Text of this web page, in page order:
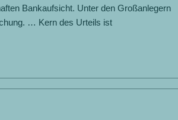
Bankaufsicht. Unter den Großanlegern
… Kern des Urteils ist